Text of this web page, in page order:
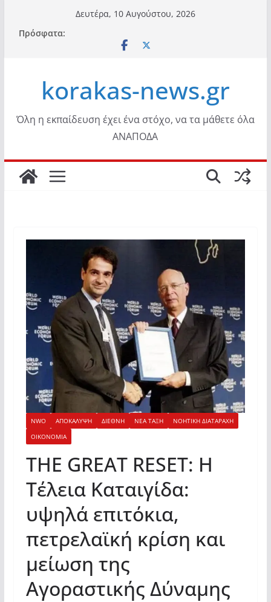
περιεχόμενο
Δευτέρα, 10 Αυγούστου, 2026
Πρόσφατα:
korakas-news.gr
Όλη η εκπαίδευση έχει ένα στόχο, να τα μάθετε όλα
ΑΝΑΠΟΔΑ
NWO ΑΠΟΚΑΛΥΨΗ ΔΙΕΘΝΗ ΝΕΑ ΤΑΞΗ
ΝΟΗΤΙΚΗ ΔΙΑΤΑΡΑΧΗ
ΟΙΚΟΝΟΜΙΑ
THE GREAT RESET: Η
Τέλεια Καταιγίδα:
υψηλά επιτόκια,
πετρελαϊκή κρίση και
μείωση της
Αγοραστικής Δύναμης